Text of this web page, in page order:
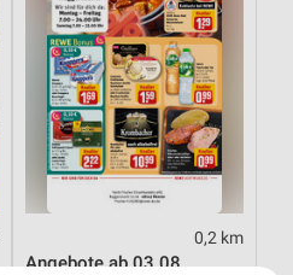
0,2 km
Angebote ab 03.08.